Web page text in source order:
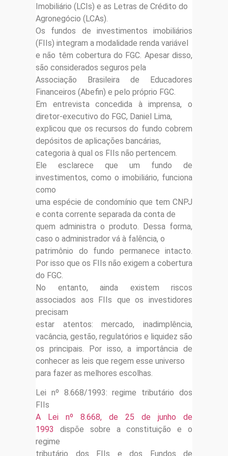
Imobiliário (LCIs) e as Letras de Crédito do
Agronegócio (LCAs).
Os fundos de investimentos imobiliários
(FIIs) integram a modalidade renda variável
e não têm cobertura do FGC. Apesar disso,
são considerados seguros pela
Associação Brasileira de Educadores
Financeiros (Abefin) e pelo próprio FGC.
Em entrevista concedida à imprensa, o
diretor-executivo do FGC, Daniel Lima,
explicou que os recursos do fundo cobrem
depósitos de aplicações bancárias,
categoria à qual os FIIs não pertencem.
Ele esclarece que um fundo de
investimentos, como o imobiliário, funciona
como
uma espécie de condomínio que tem CNPJ
e conta corrente separada da conta de
quem administra o produto. Dessa forma,
caso o administrador vá à falência, o
patrimônio do fundo permanece intacto.
Por isso que os FIIs não exigem a cobertura
do FGC.
No entanto, ainda existem riscos
associados aos FIIs que os investidores
precisam
estar atentos: mercado, inadimplência,
vacância, gestão, regulatórios e liquidez são
os principais. Por isso, a importância de
conhecer as leis que regem esse universo
para fazer as melhores escolhas.
Lei nº 8.668/1993: regime tributário dos
FIIs
A Lei nº 8.668, de 25 de junho de
1993
dispõe sobre a constituição e o
regime
tributário dos FIIs e dos Fundos de